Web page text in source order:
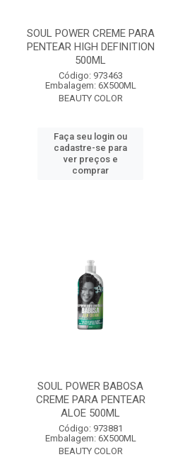
SOUL POWER CREME PARA
PENTEAR HIGH DEFINITION
500ML
Código: 973463
Embalagem: 6X500ML
BEAUTY COLOR
Faça seu login ou
cadastre-se para
ver preços e
comprar
SOUL POWER BABOSA
CREME PARA PENTEAR
ALOE 500ML
Código: 973881
Embalagem: 6X500ML
BEAUTY COLOR